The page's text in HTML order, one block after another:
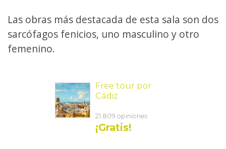
Las obras más destacada de esta sala son dos
sarcófagos fenicios, uno masculino y otro
femenino.